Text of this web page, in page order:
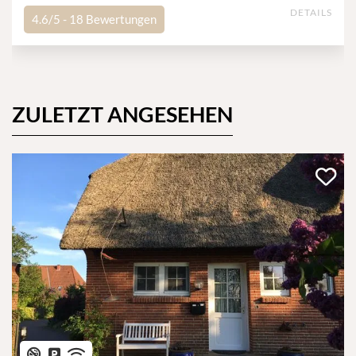
DETAILS
4.6/5 - 18 Bewertungen
ZULETZT ANGESEHEN
Haustiere erlaubt
Nicht-Raucher
Privatparkplatz
WLAN